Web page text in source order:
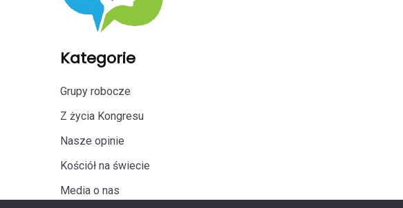
Kategorie
Grupy robocze
Z życia Kongresu
Nasze opinie
Kościół na świecie
Media o nas